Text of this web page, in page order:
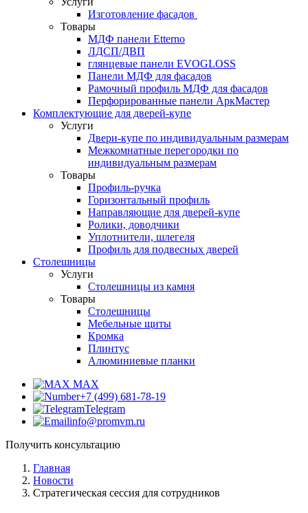
Изготовление фасадов
Товары
МДФ панели Etterno
ЛДСП/ДВП
глянцевые панели EVOGLOSS
Панели МДФ для фасадов
Рамочный профиль МДФ для фасадов
Перфорированные панели АркМастер
Комплектующие для дверей-купе
Услуги
Двери-купе по индивидуальным размерам
Межкомнатные перегородки по
индивидуальным размерам
Товары
Профиль-ручка
Горизонтальный профиль
Направляющие для дверей-купе
Ролики, доводчики
Уплотнители, шлегеля
Профиль для подвесных дверей
Столешницы
Услуги
Столешницы из камня
Товары
Столешницы
Мебельные щиты
Кромка
Плинтус
Алюминиевые планки
MAX
+7 (499) 681-78-19
Telegram
info@promvm.ru
Получить консультацию
Главная
Новости
Стратегическая сессия для сотрудников